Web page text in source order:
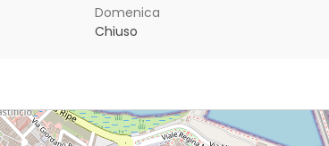
Domenica
Chiuso